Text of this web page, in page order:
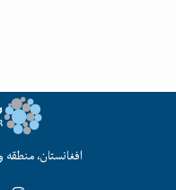
افغانستان،